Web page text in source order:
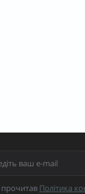
Політика